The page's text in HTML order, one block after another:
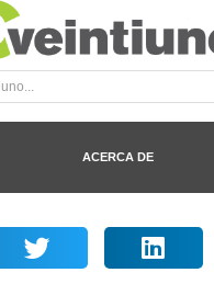
ACERCA DE